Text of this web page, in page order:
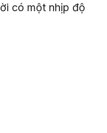
có một nhịp độ